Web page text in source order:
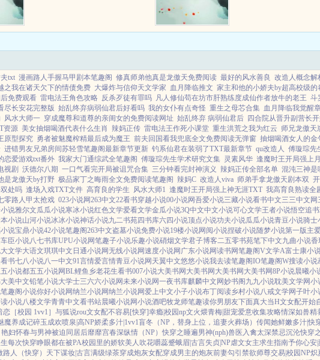
棠耳後植入的神经传感器
txt 漫画路人手握马甲剧本笔趣阁 修真师弟他真是龙傲天免费阅读 最好的风水善良 改造人概念解
之我在诸天欠下的情债免费 大爆炸与信仰天文学家 血月降临推文 家主和他的小娇夫by超高校级的
免费观看 雷电法王角色攻略 反杀歹徒有罪吗 凡人修仙苟在坊市肝熟练度成仙作者放牛的老王 斗
尽长安花完整版 始乱终弃病弱仙君后好看吗 我的女仆有点奇怪 重生之母芯合集 血月降临我觉醒
风水大师一 穿成魔尊和道尊的亲闺女的免费阅读网址 始乱终弃 病弱仙君后 四合院从晋升副营长
资源 美女抽烟喝酒代表什么生肖 辣妈正传 雷电法王作死小课堂 重生洪荒之我为红云 师兄龙傲天
原型探究 勇者被魅魔榨精最后成为魔王 前夫回国看我兜底全文免费阅读无弹窗 抽烟喝酒女人的金
进错男友兄弟房间苏轻雪笔趣阁最新章节更新 钓系仙君在装弱了TXT最新章节 qu改造人 傅璇琮先
恋爱游戏txt番外 我家大门通综武全笔趣阁 傅璇琮先生学术研究文集 灵素风华 逢魔时王开局强上
视剧 沃德尔八期 一口气看完开局被诅咒合集 三分钟看完封神演义 辣妈正传全部名单 混沌三神是
是龙傲天by打野 极品家丁之晦雨全文免费阅读笔趣阁 辣妈C 改造人viva 师弟手拿龙傲天剧本双
处吗 逢场入戏TXT文件 高育良的学生 风水大师1 逢魔时王开局强上神无涯TXT 我高育良熟读全
零路人甲太抢戏 023小说网263中文22看书穿越小说00小说网吾爱小说三藏小说看书中文三三中文网
说雅尔文瓜瓜小说寒冰小说红色文学爱看文学金瓜小说3Q中文中文小说可心文学王者小说悟空追书
小说山河小说冰冰小说神话小说九二书苑四书库六四小说顶点小说功夫小说瓜瓜小说青豆小说骑士
说宝鼎小说42小说笔趣阁263中文盗墓小说免费小说19楼小说网阅小说捏破小说随梦小说第一版主
车臣小说八七书库UPU小说网笔趣子小说乐趣小说硝烟文学君子博客二五零书苑笔下中文九曲小说香
大文学大语文琪琪中文 日通小说网无线小说网速度小说网 广东小说网读书网笔趣阁V文学A富士康小
书七八小说八一中文91言情爱言情青豆小说网 天翼中文悠悠小说我去读笔趣阁IO笔趣阁W搜读小说
小说都五五小说网BL鲤鱼乡老花生看书007小说大美书网 大美书网 大美书网 大美书网8P小说晨曦小
大美中文铅笔小说大学士三六六小说网未来小说网一夜书库麒麟中文网妙书阁 九九小说耽美文学网小
笔趣阁小说你好小说网纳兰小说网纳兰小说网爱上中文小子小说布丁阅读乡村小说八戒文学网子叶小
小说八楼文学青青中文看书站晨曦小说网小说酒吧牧龙师笔趣读你男朋友下面真大当H文女配开始
恋［校园 1vv1］ 与狐说rou文女配不容易[快穿]幸瘾|校园np文火煨青梅|甜宠爱意收集攻略情深如兽精
魔养成记碎玉成欢喷泉|高NP娇柔多汁|1vv1盲冬（NP，替身上位，追妻火葬场） 传闻她鲜嫩多汁|快
艳妇怀春与男神被迫同居后靡靡宫春深纵情（NP）快穿之睡遍男神(nph)兽医 入禽太深禁忌沉沦快穿
每次快穿睁眼都在被PA校园里的娇软美人 吹花嚼蕊蹙蛾眉|古言失贞|NP虐文女主求生指南予你心安|
人（快穿） 天下谋妆|古言满级绿茶穿成炮灰女配穿成男主的炮灰前妻勾引禁欲师尊交易|校园NP炽